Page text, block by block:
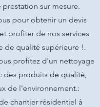
sur mesure.
pour obtenir un devis
profiter de nos services
de qualité supérieure !.
profitez d'un nettoyage
des produits de qualité,
de l'environnement.:
chantier résidentiel à